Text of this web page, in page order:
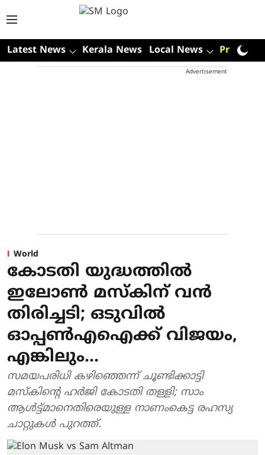
Latest News Kerala News Local News Premium
Advertisement
World
കോടതി യുദ്ധത്തിൽ
ഇലോൺ മസ്കിന് വൻ
തിരിച്ചടി; ഒടുവിൽ
ഓപ്പൺഎഐക്ക് വിജയം,
എങ്കിലും...
സമയപരിധി കഴിഞ്ഞെന്ന് ചൂണ്ടിക്കാട്ടി
മസ്കിന്റെ ഹർജി കോടതി തള്ളി; സാം
ആൾട്ട്മാനെതിരെയുള്ള നാണംകെട്ട രഹസ്യ
ചാറ്റുകൾ പുറത്ത്.